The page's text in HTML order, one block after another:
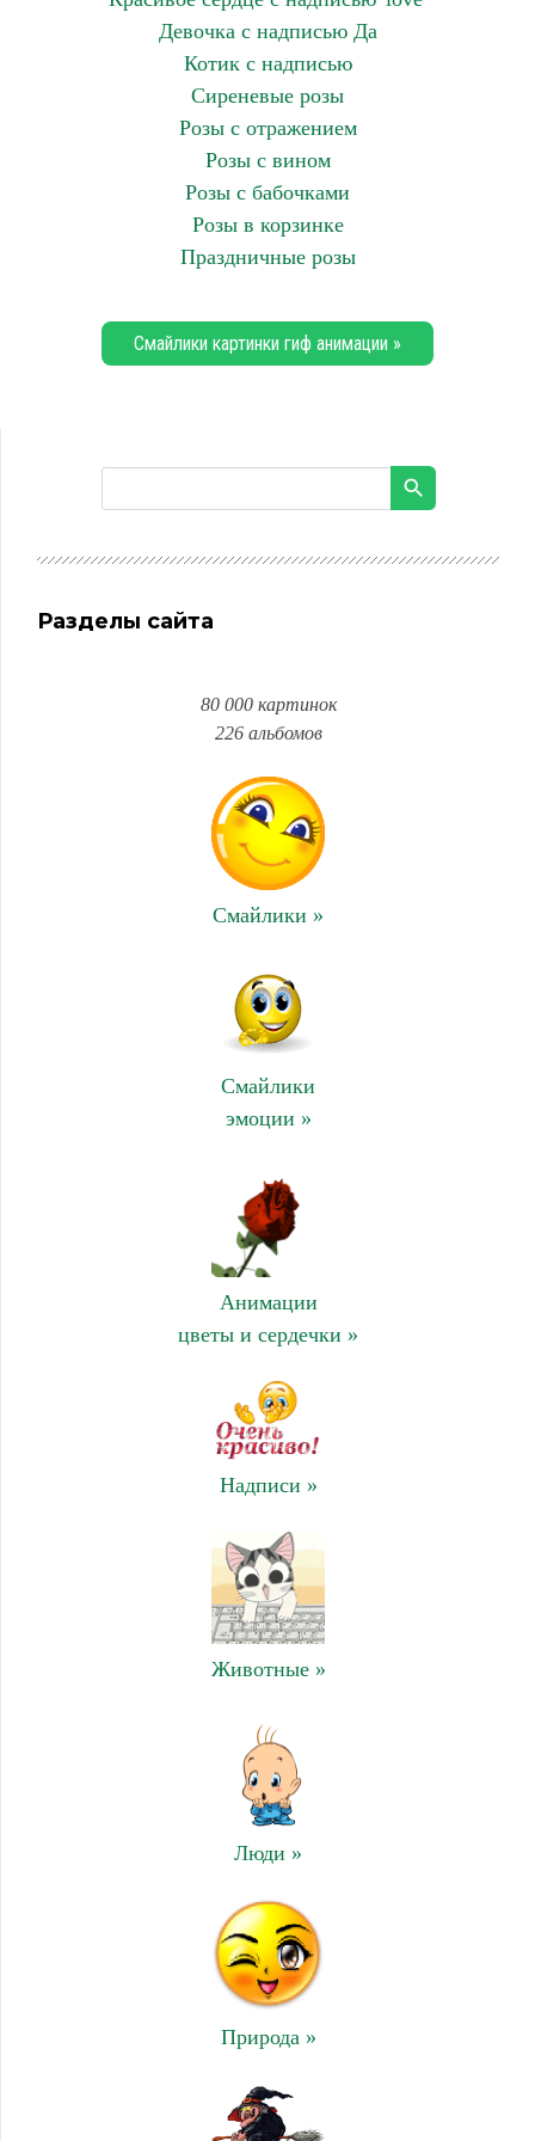
Девочка с надписью Да
Котик с надписью
Сиреневые розы
Розы с отражением
Розы с вином
Розы с бабочками
Розы в корзинке
Праздничные розы
Смайлики картинки гиф анимации »
Разделы сайта
80 000 картинок
226 альбомов
Смайлики »
Смайлики
эмоции »
Анимации
цветы и сердечки »
Надписи »
Животные »
Люди »
Природа »